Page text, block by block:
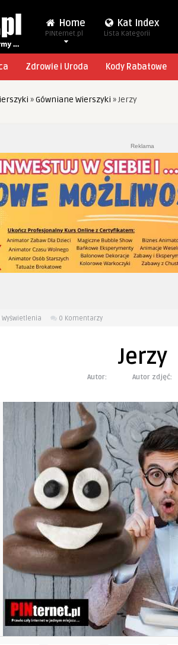
Home
PINternet.pl
Kat Index
Lista Kategorii
Zdrowie i Uroda Kody Rabatowe
»Gówniane Wierszyki »Jerzy
Reklama
Wyświetlenia 0 Komentarzy
Jerzy
Autor: Autor zdjęć: